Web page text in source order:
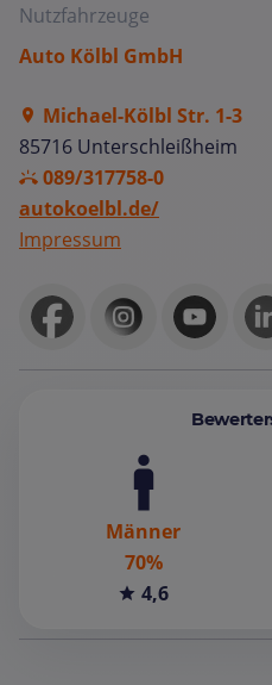
Nutzfahrzeuge
Auto Kölbl GmbH
Michael-Kölbl Str. 1-3
85716 Unterschleißheim
089/317758-0
autokoelbl.de/
Impressum
Männer
70%
4,6